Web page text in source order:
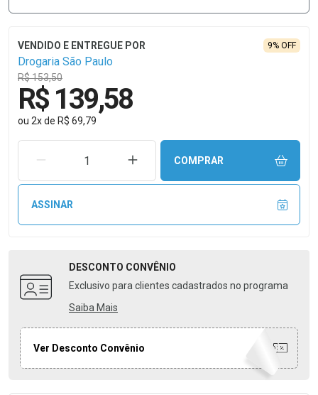
Drogaria São Paulo
R$ 153,50
9% OFF
R$ 139,58
ou 2xde R$ 69,79
REMOVER UMA UNIDADEAUMENTAR UMA UNIDADE
COMPRAR
ASSINAR
DESCONTO CONVÊNIO
Exclusivo para clientes cadastrados no programa
Saiba Mais
Ver Desconto Convênio